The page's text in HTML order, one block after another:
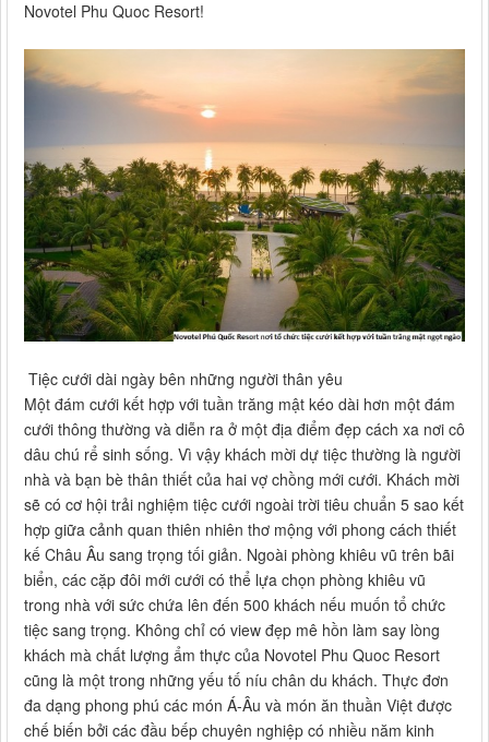
Novotel Phu Quoc Resort!
Tiệc cưới dài ngày bên những người thân yêu
Một đám cưới kết hợp với tuần trăng mật kéo dài hơn một đám
cưới thông thường và diễn ra ở một địa điểm đẹp cách xa nơi cô
dâu chú rể sinh sống. Vì vậy khách mời dự tiệc thường là người
nhà và bạn bè thân thiết của hai vợ chồng mới cưới. Khách mời
sẽ có cơ hội trải nghiệm tiệc cưới ngoài trời tiêu chuẩn 5 sao kết
hợp giữa cảnh quan thiên nhiên thơ mộng với phong cách thiết
kế Châu Âu sang trọng tối giản. Ngoài phòng khiêu vũ trên bãi
biển, các cặp đôi mới cưới có thể lựa chọn phòng khiêu vũ
trong nhà với sức chứa lên đến 500 khách nếu muốn tổ chức
tiệc sang trọng. Không chỉ có view đẹp mê hồn làm say lòng
khách mà chất lượng ẩm thực của Novotel Phu Quoc Resort
cũng là một trong những yếu tố níu chân du khách. Thực đơn
đa dạng phong phú các món Á-Âu và món ăn thuần Việt được
chế biến bởi các đầu bếp chuyên nghiệp có nhiều năm kinh